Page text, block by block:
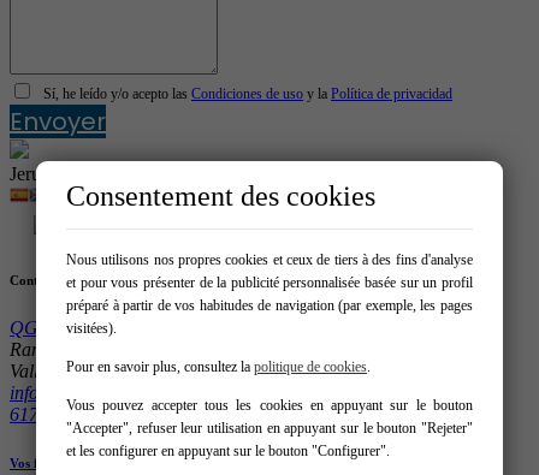
Sí, he leído y/o acepto las Condiciones de uso y la Política de privacidad
Envoyer
Jerusa Puerta (Vente)
Contact
QGAT HOMES
Rambla Mossèn Jacint Verdaguer 8 1º 08197 – Sant Cugat del
Vallès
info@qgathomes.com
617955897
Vos favoris
Consentement des cookies
Nous utilisons nos propres cookies et ceux de tiers à des fins d'analyse
et pour vous présenter de la publicité personnalisée basée sur un profil
préparé à partir de vos habitudes de navigation (par exemple, les pages
visitées).
Pour en savoir plus, consultez la politique de cookies.
Vous pouvez accepter tous les cookies en appuyant sur le bouton
"Accepter", refuser leur utilisation en appuyant sur le bouton "Rejeter"
et les configurer en appuyant sur le bouton "Configurer".